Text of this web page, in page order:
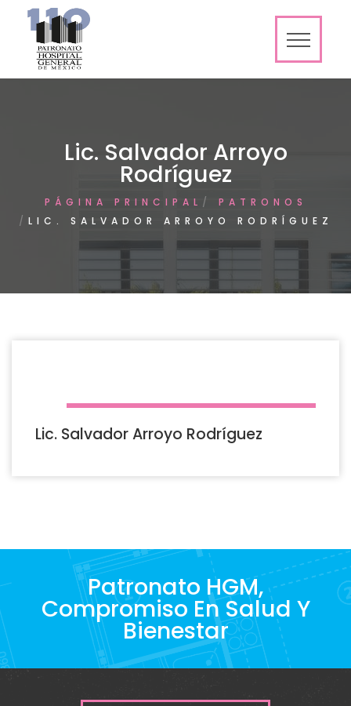
Lic. Salvador Arroyo
Rodríguez
PÁGINA PRINCIPAL
PATRONOS
LIC. SALVADOR ARROYO RODRÍGUEZ
Lic. Salvador Arroyo Rodríguez
Patronato HGM,
Compromiso En Salud Y
Bienestar